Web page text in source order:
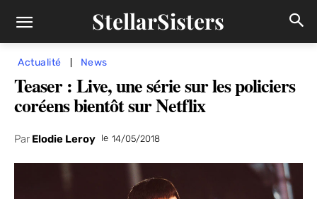
StellarSisters
Actualité News
Teaser : Live, une série sur les policiers
coréens bientôt sur Netflix
Par Elodie Leroy le 14/05/2018